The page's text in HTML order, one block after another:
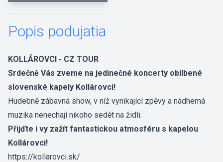
Popis podujatia
KOLLÁROVCI - CZ TOUR
Srdečně Vás zveme na jedinečné koncerty oblíbené
slovenské kapely Kollárovci!
Hudebně zábavná show, v níž vynikající zpěvy a nádherná
muzika nenechají nikoho sedět na židli.
Přijďte i vy zažít fantastickou atmosféru s kapelou
Kollárovci!
https://kollarovci.sk/